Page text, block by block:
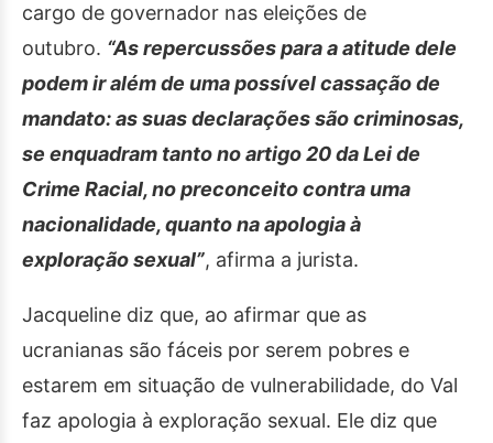
cargo de governador nas eleições de
outubro. “As repercussões para a atitude dele
podem ir além de uma possível cassação de
mandato: as suas declarações são criminosas,
se enquadram tanto no artigo 20 da Lei de
Crime Racial, no preconceito contra uma
nacionalidade, quanto na apologia à
exploração sexual”, afirma a jurista.
Jacqueline diz que, ao afirmar que as
ucranianas são fáceis por serem pobres e
estarem em situação de vulnerabilidade, do Val
faz apologia à exploração sexual. Ele diz que